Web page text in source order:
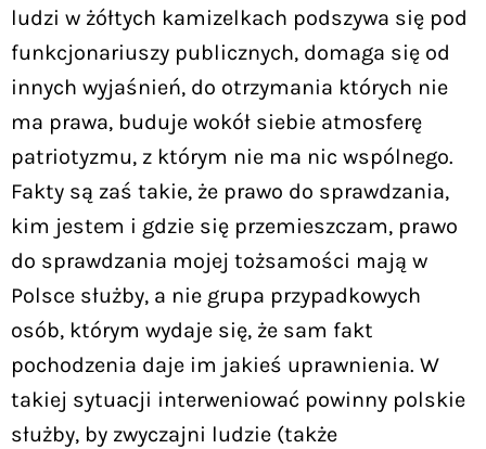
ludzi w żółtych kamizelkach podszywa się pod
funkcjonariuszy publicznych, domaga się od
innych wyjaśnień, do otrzymania których nie
ma prawa, buduje wokół siebie atmosferę
patriotyzmu, z którym nie ma nic wspólnego.
Fakty są zaś takie, że prawo do sprawdzania,
kim jestem i gdzie się przemieszczam, prawo
do sprawdzania mojej tożsamości mają w
Polsce służby, a nie grupa przypadkowych
osób, którym wydaje się, że sam fakt
pochodzenia daje im jakieś uprawnienia. W
takiej sytuacji interweniować powinny polskie
służby, by zwyczajni ludzie (także